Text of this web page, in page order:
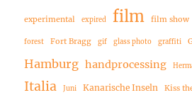
experimental expired film film show
forest Fort Bragg gif glass photo graffiti
Hamburg handprocessing
Italia Juni Kanarische Inseln Kiss